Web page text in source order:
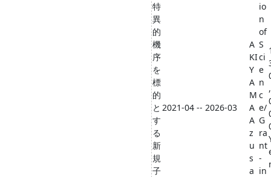
特
異
的
機
序
を
標
的
と
す
る
新
規
子
2021-04 -- 2026-03
A
KI
Y
A
M
A
A
z
u
s
a
io
n
of
S
ci
e
n
c
e/
G
ra
nt
-
in
,